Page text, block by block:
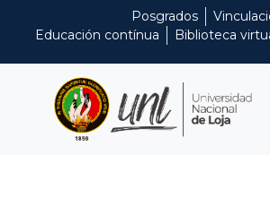
Posgrados
Educación contínua
Biblioteca